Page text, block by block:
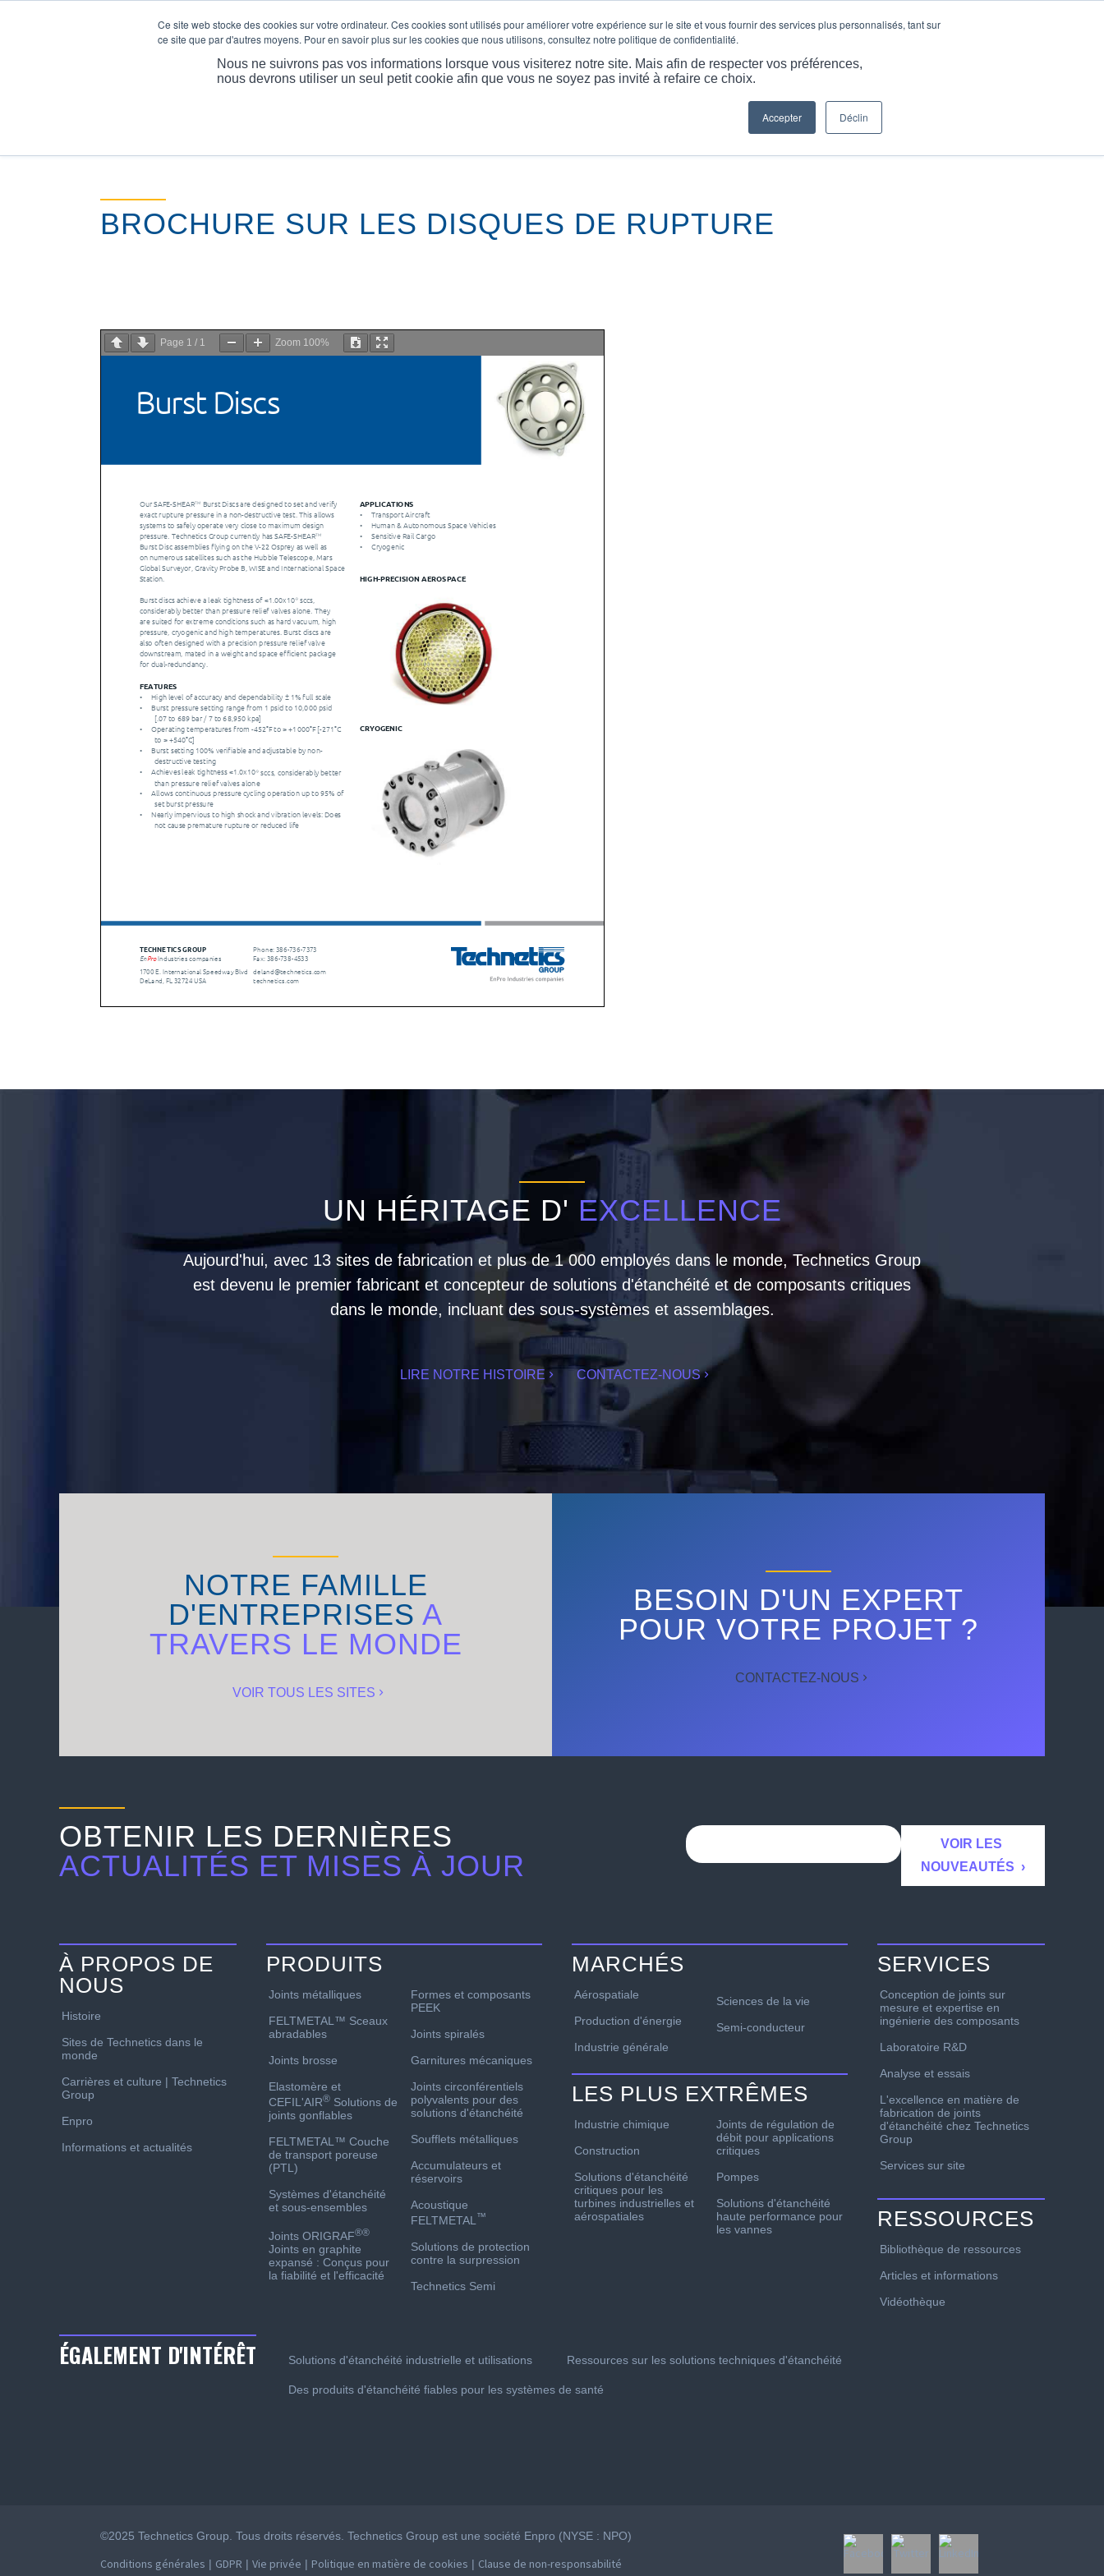
Ce site web stocke des cookies sur votre ordinateur. Ces cookies sont utilisés pour améliorer votre expérience sur le site et vous fournir des services plus personnalisés, tant sur
ce site que par d'autres moyens. Pour en savoir plus sur les cookies que nous utilisons, consultez notre politique de confidentialité.
Nous ne suivrons pas vos informations lorsque vous visiterez notre site. Mais afin de respecter vos préférences,
nous devrons utiliser un seul petit cookie afin que vous ne soyez pas invité à refaire ce choix.
Accepter Déclin
A PROPOS PRODUITS MARKET LES PLUS EXTRÊMES SERVICES RESSOURCES
Vous êtes ici : Accueil / Brochure sur les disques de rupture
BROCHURE SUR LES DISQUES DE RUPTURE
Page 1 / 1 Zoom 100%
UN HÉRITAGE D' EXCELLENCE
Aujourd'hui, avec 13 sites de fabrication et plus de 1 000 employés dans le monde, Technetics Group
est devenu le premier fabricant et concepteur de solutions d'étanchéité et de composants critiques
dans le monde, incluant des sous-systèmes et assemblages.
LIRE NOTRE HISTOIRE CONTACTEZ-NOUS
NOTRE FAMILLE
D'ENTREPRISES A
TRAVERS LE MONDE
VOIR TOUS LES SITES
BESOIN D'UN EXPERT
POUR VOTRE PROJET ?
CONTACTEZ-NOUS
OBTENIR LES DERNIÈRES
ACTUALITÉS ET MISES À JOUR
À PROPOS DE
NOUS
Histoire
Sites de Technetics dans le
monde
Carrières et culture | Technetics
Group
Enpro
Informations et actualités
PRODUITS
Joints métalliques
FELTMETAL™ Sceaux
abradables
Joints brosse
Elastomère et
CEFIL'AIR® Solutions de
joints gonflables
FELTMETAL™ Couche
de transport poreuse
(PTL)
Systèmes d'étanchéité
et sous-ensembles
Joints ORIGRAF®®
Joints en graphite
expansé : Conçus pour
la fiabilité et l'efficacité
Formes et composants
PEEK
Joints spiralés
Garnitures mécaniques
Joints circonférentiels
polyvalents pour des
solutions d'étanchéité
Soufflets métalliques
Accumulateurs et
réservoirs
Acoustique
FELTMETAL ™
Solutions de protection
contre la surpression
Technetics Semi
MARCHÉS
Aérospatiale
Production d'énergie
Industrie générale
Sciences de la vie
Semi-conducteur
LES PLUS EXTRÊMES
Industrie chimique
Construction
Solutions d'étanchéité
critiques pour les
turbines industrielles et
aérospatiales
Joints de régulation de
débit pour applications
critiques
Pompes
Solutions d'étanchéité
haute performance pour
les vannes
SERVICES
Conception de joints sur
mesure et expertise en
ingénierie des composants
Laboratoire R&D
Analyse et essais
L'excellence en matière de
fabrication de joints
d'étanchéité chez Technetics
Group
Services sur site
RESSOURCES
Bibliothèque de ressources
Articles et informations
Vidéothèque
ÉGALEMENT D'INTÉRÊT Solutions d'étanchéité industrielle et utilisations Ressources sur les solutions techniques d'étanchéité
Des produits d'étanchéité fiables pour les systèmes de santé
©2025 Technetics Group. Tous droits réservés. Technetics Group est une société Enpro (NYSE : NPO)
Conditions générales | GDPR | Vie privée | Politique en matière de cookies | Clause de non-responsabilité